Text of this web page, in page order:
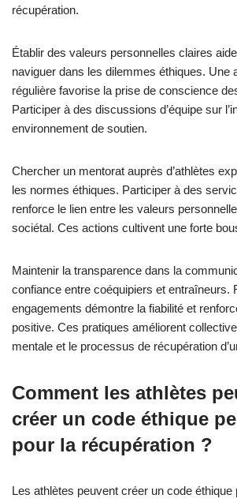
situations de forte pression en favorisant la
améliorant la clarté mentale. Elle promeut la
coéquipiers, réduisant le stress et facilitant
communication. Les athlètes ayant une
éprouvent souvent une motivation accrue,
environnement de soutien, permettant aux
leurs fardeaux et de récupérer plus
mentale.
Quelles meilleures
les athlètes peuvent-